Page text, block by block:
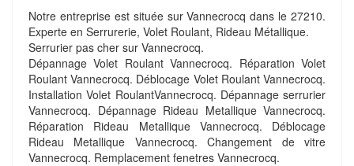
Notre entreprise est située sur Vannecrocq dans le 27210.
Experte en Serrurerie, Volet Roulant, Rideau Métallique.
Serrurier pas cher sur Vannecrocq.
Dépannage Volet Roulant Vannecrocq. Réparation Volet
Roulant Vannecrocq. Déblocage Volet Roulant Vannecrocq.
Installation Volet RoulantVannecrocq. Dépannage serrurier
Vannecrocq. Dépannage Rideau Metallique Vannecrocq.
Réparation Rideau Metallique Vannecrocq. Déblocage
Rideau Metallique Vannecrocq. Changement de vitre
Vannecrocq. Remplacement fenetres Vannecrocq.